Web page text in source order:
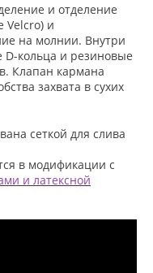
и отделение
Velcro) и
на молнии. Внутри
кольца и резиновые
Клапан кармана
захвата в сухих
сеткой для слива
в модификации с
и латексной